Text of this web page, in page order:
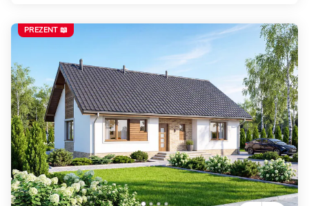
PREZENT 📖